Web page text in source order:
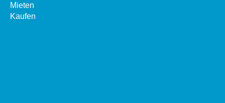
Mieten
Kaufen